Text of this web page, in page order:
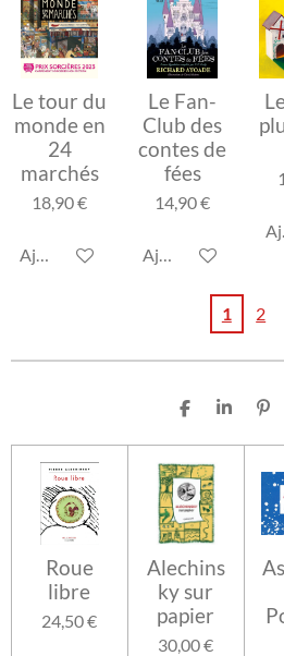
Le tour du
monde en
24
marchés
18,90 €
Ajouter au panier
Le Fan-
Club des
contes de
fées
14,90 €
Ajouter au panier
1 2
P
r
t
a
g
e
r
P
r
É
i
g
l
e
r
Roue
libre
24,50 €
Alechins
ky sur
papier
30,00 €